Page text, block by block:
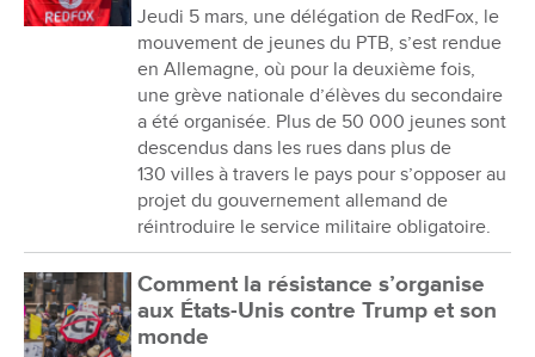
Jeudi 5 mars, une délégation de RedFox, le
mouvement de jeunes du PTB, s’est rendue
en Allemagne, où pour la deuxième fois,
une grève nationale d’élèves du secondaire
a été organisée. Plus de 50 000 jeunes sont
descendus dans les rues dans plus de
130 villes à travers le pays pour s’opposer au
projet du gouvernement allemand de
réintroduire le service militaire obligatoire.
Comment la résistance s’organise
aux États-Unis contre Trump et son
monde